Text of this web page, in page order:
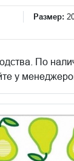
Размер:
По
у